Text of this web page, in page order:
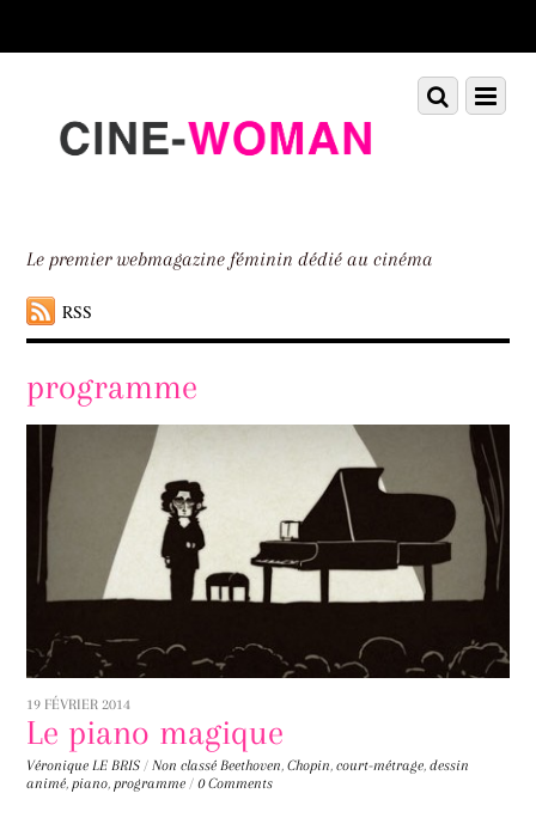
down
Le premier webmagazine féminin dédié au cinéma
RSS
Menu
Scroll
down
programme
19 FÉVRIER 2014
Le piano magique
Véronique LE BRIS / Non classé Beethoven,Chopin,court-métrage,dessin
animé, piano, programme / 0 Comments